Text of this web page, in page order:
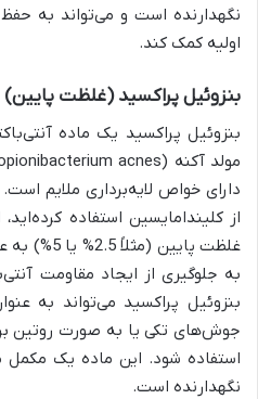
نگهدارنده است و می‌تواند به
اولیه کمک کند.
بنزوئیل پراکسید (غلظت پایین)
بنزوئیل پراکسید یک ماده
دارای خواص لایه‌برداری ملایم
از کلیندامایسین استفاده
غلظت پایین
به جلوگیری از ایجاد مقاومت
بنزوئیل پراکسید می‌تواند به
جوش‌های تکی یا به صورت روتین
استفاده شود. این ماده یک مکمل
نگهدارنده است.